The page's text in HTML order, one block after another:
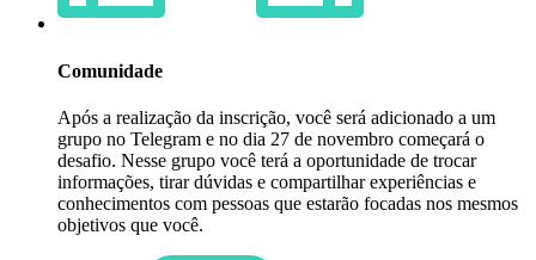
Comunidade
Após a realização da inscrição, você será adicionado a um
grupo no Telegram e no dia 27 de novembro começará o
desafio. Nesse grupo você terá a oportunidade de trocar
informações, tirar dúvidas e compartilhar experiências e
conhecimentos com pessoas que estarão focadas nos mesmos
objetivos que você.